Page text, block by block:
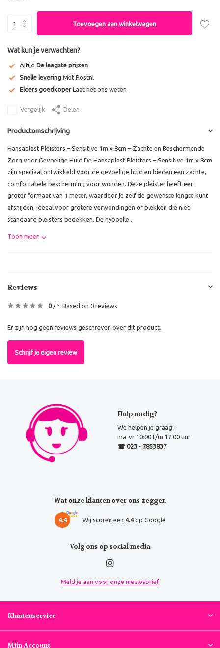
Toevoegen aan winkelwagen
Wat kun je verwachten?
Altijd De laagste prijzen
Snelle levering Met Postnl
Elders goedkoper Laat het ons weten
Vergelijk Delen
Productomschrijving
Hansaplast Pleisters – Sensitive 1m x 8cm – Zachte en Beschermende
Zorg voor Gevoelige Huid De Hansaplast Pleisters – Sensitive 1m x 8cm
zijn speciaal ontwikkeld voor de gevoelige huid en bieden een zachte,
comfortabele bescherming voor wonden. Deze pleister heeft een
groter formaat van 1 meter, waardoor je zelf de gewenste lengte kunt
afsnijden, ideaal voor grotere verwondingen of plekken die niet
standaard pleisters bedekken. De hypoalle...
Toon meer
Reviews
0/ 5 Based on 0 reviews
Er zijn nog geen reviews geschreven over dit product..
Schrijf je eigen review
Hulp nodig?
We helpen je graag!
ma-vr 10:00 t/m 17:00 uur
☎ 023 - 7853837
Wat onze klanten over ons zeggen
4.4 Wij scoren een 4.4op Google
Volg ons op social media
Meld je aan voor onze nieuwsbrief
Klantenservice
Mijn Account